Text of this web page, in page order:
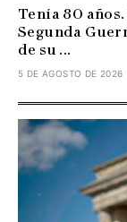
Tenía 80
Segunda
de su ...
5 DE AGOSTO DE 2026